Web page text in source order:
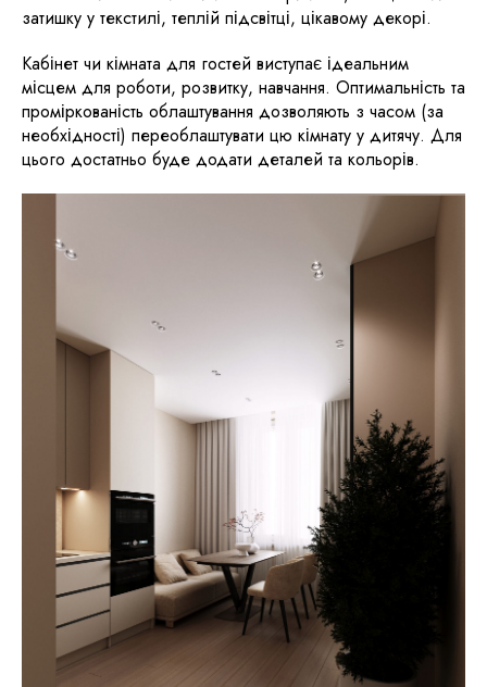
затишку у текстилі, теплій підсвітці, цікавому декорі.
Кабінет чи кімната для гостей виступає ідеальним
місцем для роботи, розвитку, навчання. Оптимальність та
проміркованість облаштування дозволяють з часом (за
необхідності) переоблаштувати цю кімнату у дитячу. Для
цього достатньо буде додати деталей та кольорів.